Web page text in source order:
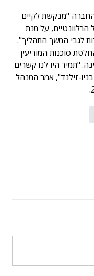
החברה "מבקשת לקיים
על מנת
לגבי המשך התהליך".
סוכנות המודיעין
"תמיד היו לנו קשרים
זילנד", אמר המנהל